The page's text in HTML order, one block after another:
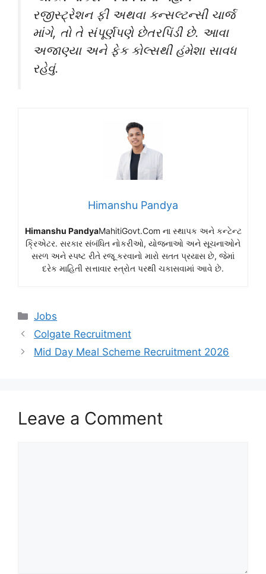
રજીસ્ટ્રેશન ફી અથવા કન્સલ્ટન્સી ચાર્જ
માંગે, તો તે સંપૂર્ણપણે છેતરપિંડી છે. આવા
અજાણ્યા અને ફેક કોલ્સથી હંમેશા સાવધ
રહેવું.
Himanshu Pandya
Himanshu PandyaMahitiGovt.Com ના સ્થાપક અને કન્ટેન્ટ
ક્રિએટર. સરકાર સંબંધિત નોકરીઓ, યોજનાઓ અને સૂચનાઓને
સરળ અને સ્પષ્ટ રીતે રજૂ કરવાનો મારો સતત પ્રયાસ છે, જેમાં
દરેક માહિતી સત્તાવાર સ્ત્રોત પરથી ચકાસવામાં આવે છે.
Categories
Jobs
Colgate Recruitment
Mid Day Meal Scheme Recruitment 2026
Leave a Comment